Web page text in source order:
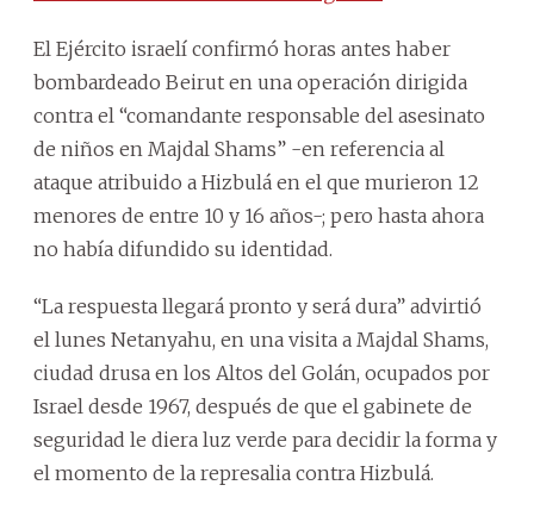
El Ejército israelí confirmó horas antes haber
bombardeado Beirut en una operación dirigida
contra el “comandante responsable del asesinato
de niños en Majdal Shams” -en referencia al
ataque atribuido a Hizbulá en el que murieron 12
menores de entre 10 y 16 años-; pero hasta ahora
no había difundido su identidad.
“La respuesta llegará pronto y será dura” advirtió
el lunes Netanyahu, en una visita a Majdal Shams,
ciudad drusa en los Altos del Golán, ocupados por
Israel desde 1967, después de que el gabinete de
seguridad le diera luz verde para decidir la forma y
el momento de la represalia contra Hizbulá.